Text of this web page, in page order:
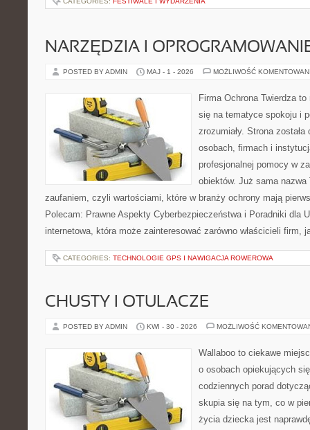
NARZĘDZIA I
POSTED BY ADMIN MAJ - 1 - 2026 MOŻLIWOŚĆ
Firma Ochrona Twierdza
się na tematyce spokoju i
zrozumiały. Strona
osobach, firmach i
profesjonalnej pomocy w
obiektów. Już sama
zaufaniem, czyli wartościami, które w branży ochrony mają
Polecam: Prawne Aspekty Cyberbezpieczeństwa i Poradniki dla
internetowa, która może zainteresować zarówno właścicieli firm,
CATEGORIES: TECHNOLOGIE GPS I NAWIGACJA ROWEROWA
CHUSTY I OTULACZE
POSTED BY ADMIN KWI - 30 - 2026 MOŻLIWOŚĆ
Wallaboo to ciekawe
o osobach opiekujących
codziennych porad
skupia się na tym, co w
życia dziecka jest